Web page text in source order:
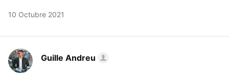
10 Octubre 2021
Guille Andreu